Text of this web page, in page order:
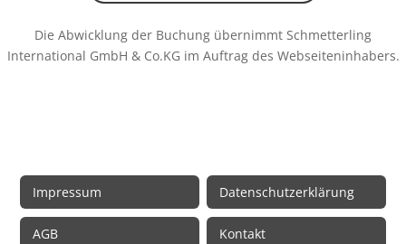
Die Abwicklung der Buchung übernimmt Schmetterling
International GmbH & Co.KG im Auftrag des Webseiteninhabers.
Impressum Datenschutzerklärung
AGB Kontakt